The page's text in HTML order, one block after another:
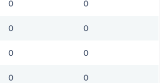
0 0
0 0
0 0
0 0